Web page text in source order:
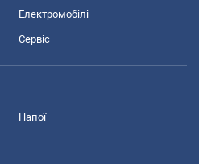
Електромобілі
Сервіс
Напої